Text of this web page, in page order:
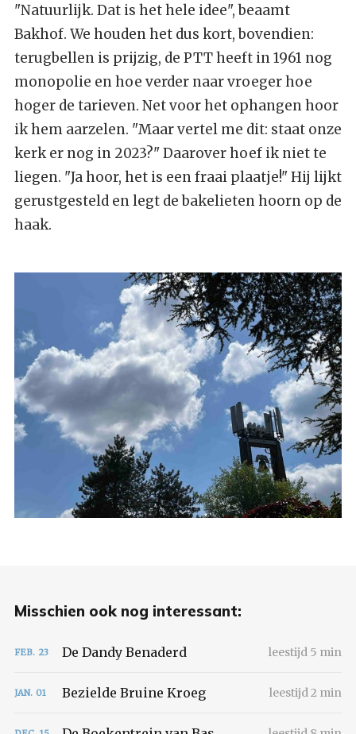
"Natuurlijk. Dat is het hele idee", beaamt
Bakhof. We houden het dus kort, bovendien:
terugbellen is prijzig, de PTT heeft in 1961 nog
monopolie en hoe verder naar vroeger hoe
hoger de tarieven. Net voor het ophangen hoor
ik hem aarzelen. "Maar vertel me dit: staat onze
kerk er nog in 2023?" Daarover hoef ik niet te
liegen. "Ja hoor, het is een fraai plaatje!" Hij lijkt
gerustgesteld en legt de bakelieten hoorn op de
haak.
Misschien ook nog interessant:
FEB. 23 De Dandy Benaderd leestijd 5 min
JAN. 01 Bezielde Bruine Kroeg leestijd 2 min